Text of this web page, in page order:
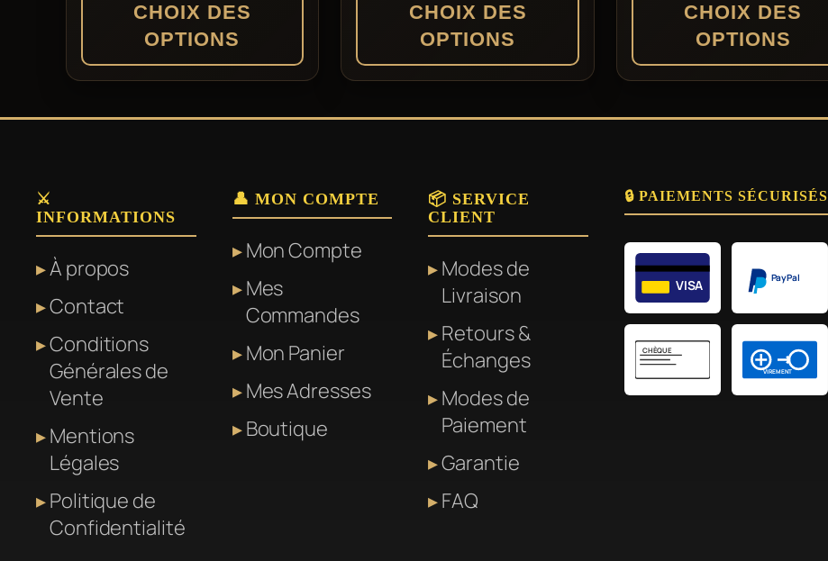
du
CHOIX DES
OPTIONS
produit
Les
peuvent
être
choisies
sur
la
du
produit
CHOIX DES
OPTIONS
produit
variations.
options
être
la
CHOIX DES
OPTIONS
produit
variations.
options
peuvent
être
choisies
sur
la
⚔️
INFORMATIONS
À propos
Contact
Conditions
Générales de
Vente
Mentions
Légales
Politique de
Confidentialité
👤 MON COMPTE
Mon Compte
Mes
Commandes
Mon Panier
Mes Adresses
Boutique
📦 SERVICE
CLIENT
Modes de
Livraison
Retours &
Échanges
Modes de
Paiement
Garantie
FAQ
🔒 PAIEMENTS SÉCURISÉS
VISA PayPal
CHÈQUE
VIREMENT